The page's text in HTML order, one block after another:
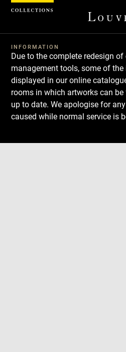
INFORMATION
Due to the complete redesign
management tools, some of
displayed in our online
rooms in which artworks can
up to date. We apologise for
caused while normal service is
Download
Next
Previous
Cookies management panel